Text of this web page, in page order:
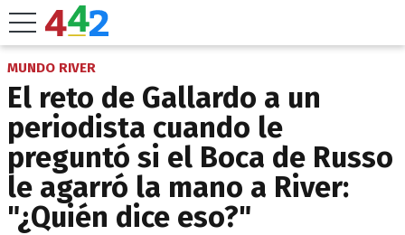
MUNDO RIVER
El reto de Gallardo a un
periodista cuando le
preguntó si el Boca de Russo
le agarró la mano a River:
"¿Quién dice eso?"